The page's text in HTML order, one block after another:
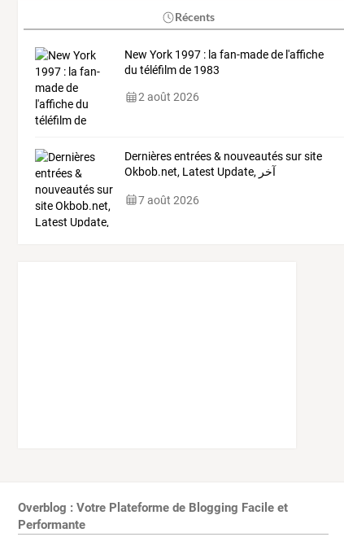
Récents
New York 1997 : la fan-made de l'affiche
du téléfilm de 1983
2 août 2026
Dernièresentrées&nouveautéssursite
Okbob.net,Latest Update, آخر
7 août 2026
Overblog : Votre Plateforme de Blogging Facile et
Performante